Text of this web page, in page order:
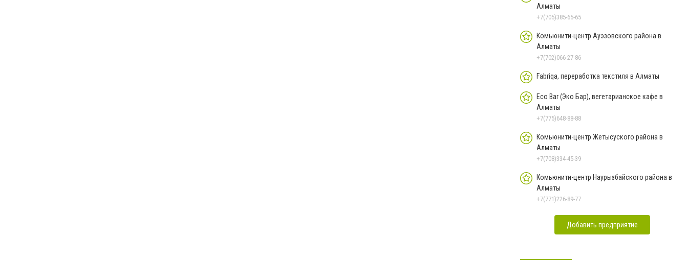
Алматы
+7(705)385-65-65
Комьюнити-центр Ауэзовского района в
Алматы
+7(702)066-27-86
Fabriqa, переработка текстиля в Алматы
Eco Bar (Эко Бар), вегетарианское кафе в
Алматы
+7(775)648-88-88
Комьюнити-центр Жетысуского района в
Алматы
+7(708)334-45-39
Комьюнити-центр Наурызбайского района в
Алматы
+7(771)226-89-77
Добавить предприятие